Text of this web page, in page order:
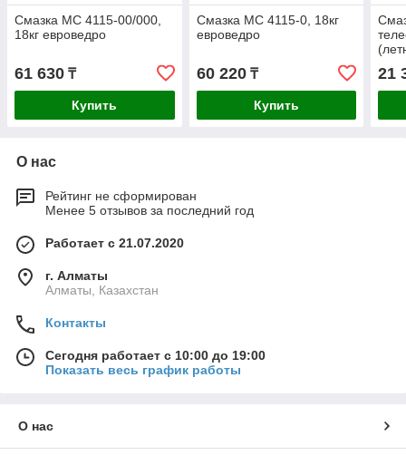
Смазка МС 4115-00/000,
18кг евроведро
61 630 ₸
Купить
Смазка МС 4115-0, 18кг
евроведро
60 220₸
Купить
21
О нас
Рейтинг не сформирован
Менее 5 отзывов за последний год
Работает с 21.07.2020
г. Алматы
Алматы, Казахстан
Контакты
Сегодня работает с 10:00 до 19:00
Показать весь график работы
О нас